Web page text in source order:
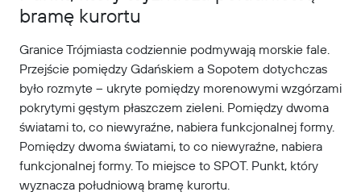
bramę kurortu
Granice Trójmiasta codziennie podmywają morskie fale.
Przejście pomiędzy Gdańskiem a Sopotem dotychczas
było rozmyte – ukryte pomiędzy morenowymi wzgórzami
pokrytymi gęstym płaszczem zieleni. Pomiędzy dwoma
światami to, co niewyraźne, nabiera funkcjonalnej formy.
Pomiędzy dwoma światami, to co niewyraźne, nabiera
funkcjonalnej formy. To miejsce to SPOT. Punkt, który
wyznacza południową bramę kurortu.